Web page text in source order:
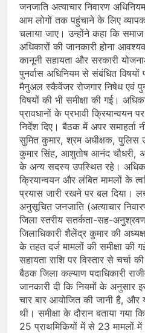
जनजाति अत्याचार निवारण
आम लोगों तक पहुंचाने के लिए
चलाया जाए। उन्होंने कहा कि
अधिकारों की जानकारी होना
कानूनी सहायता और सरकारी
पुनर्वास अधिनियम से संबंधित विषयों
मैनुअल स्कैवेंजर रोजगार निषेध एवं
विषयों की भी समीक्षा की गई।
प्रावधानों के प्रभावी क्रियान्वयन
निर्देश दिए। बैठक में अपर
सुमित कुमार, श्रम अधीक्षक, पुलिस
कुमार सिंह, आशुतोष आनंद चौधरी,
के अन्य सदस्य उपस्थित रहे।
क्रियान्वयन और लंबित मामलों के
प्रयास जारी रखने पर बल दिया।
अनुसूचित जनजाति (अत्याचार
जिला स्तरीय सतर्कता-सह-
जिलाधिकारी शैलेंद्र कुमार की
के तहत दर्ज मामलों की समीक्षा की
सहायता राशि पर विस्तार से चर्चा
बैठक जिला कल्याण पदाधिकारी
जानकारी दी कि नियमों के अनुसार
चार बार आयोजित की जानी है, और
थी। समीक्षा के दौरान बताया
25 प्राथमिकियों में से 23 मामलों में